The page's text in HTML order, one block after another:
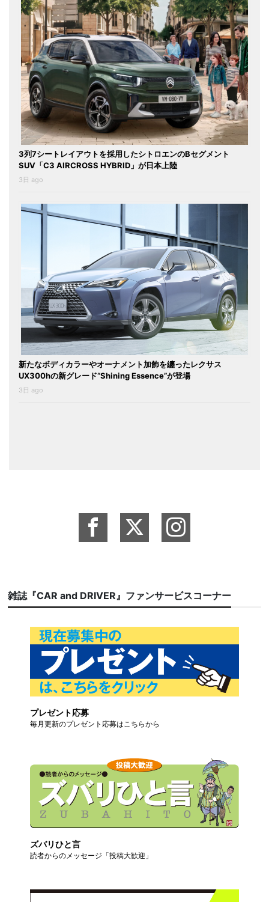
3列7シートレイアウトを採用したシトロエンのBセグメント
SUV「C3 AIRCROSS HYBRID」が日本上陸
3日 ago
新たなボディカラーやオーナメント加飾を纏ったレクサス
UX300hの新グレード“Shining Essence”が登場
3日 ago
雑誌『CAR and DRIVER』ファンサービスコーナー
プレゼント応募
毎月更新のプレゼント応募はこちらから
ズバリひと言
読者からのメッセージ「投稿大歓迎」